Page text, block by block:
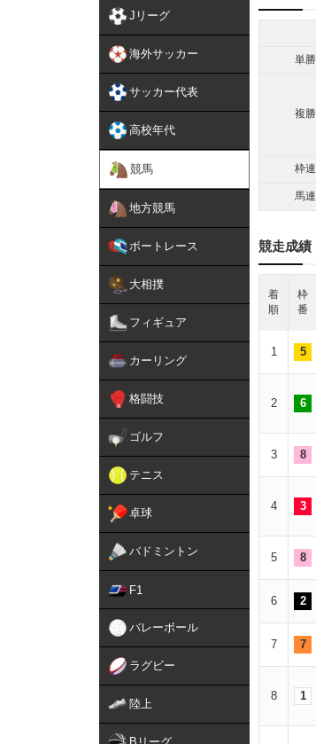
Jリーグ
海外サッカー
サッカー代表
高校年代
競馬
地方競馬
ボートレース
大相撲
フィギュア
カーリング
格闘技
ゴルフ
テニス
卓球
バドミントン
F1
バレーボール
ラグビー
陸上
単勝
複勝
枠連
馬連
競走成績
着
順
枠
番
1 5
2 6
3 8
4 3
5 8
6 2
7 7
8 1